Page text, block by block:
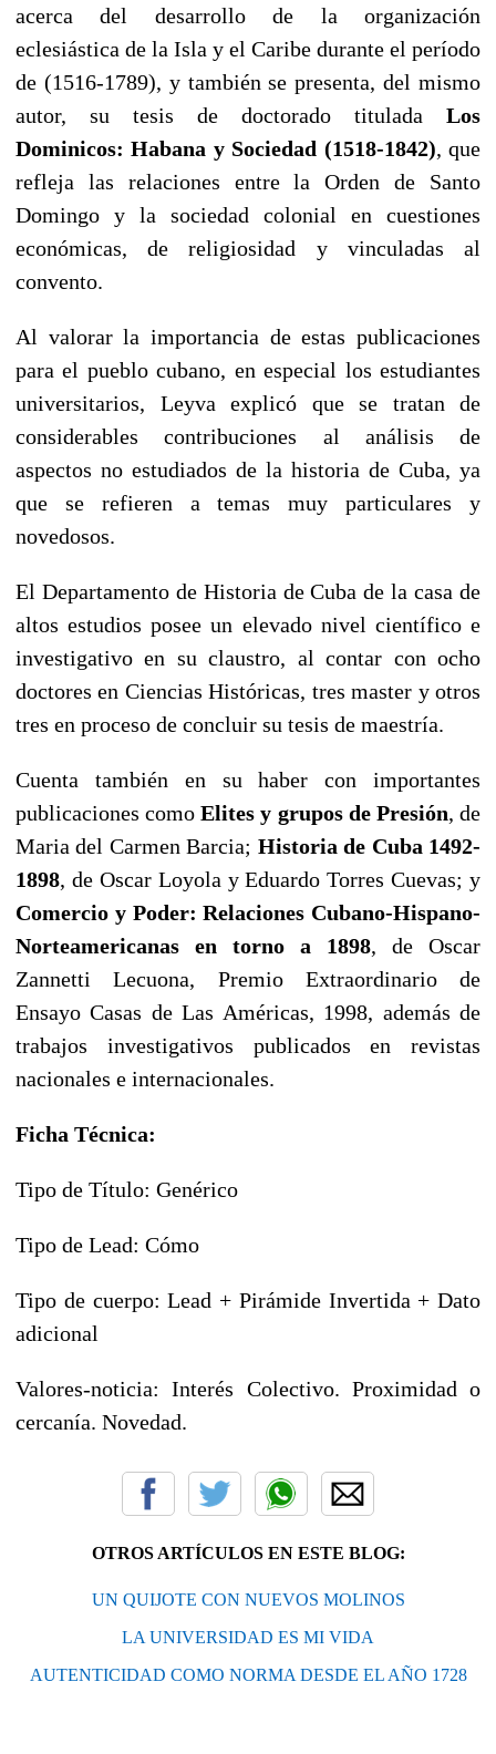
acerca del desarrollo de la organización
eclesiástica de la Isla y el Caribe durante el período
de (1516-1789), y también se presenta, del mismo
autor, su tesis de doctorado titulada Los
Dominicos: Habana y Sociedad (1518-1842), que
refleja las relaciones entre la Orden de Santo
Domingo y la sociedad colonial en cuestiones
económicas, de religiosidad y vinculadas al
convento.
Al valorar la importancia de estas publicaciones
para el pueblo cubano, en especial los estudiantes
universitarios, Leyva explicó que se tratan de
considerables contribuciones al análisis de
aspectos no estudiados de la historia de Cuba, ya
que se refieren a temas muy particulares y
novedosos.
El Departamento de Historia de Cuba de la casa de
altos estudios posee un elevado nivel científico e
investigativo en su claustro, al contar con ocho
doctores en Ciencias Históricas, tres master y otros
tres en proceso de concluir su tesis de maestría.
Cuenta también en su haber con importantes
publicaciones comoElites y grupos de Presión, de
Maria del Carmen Barcia; Historia de Cuba 1492-
1898, de Oscar Loyola y Eduardo Torres Cuevas; y
Comercio y Poder: Relaciones Cubano-Hispano-
Norteamericanas en torno a 1898, de Oscar
Zannetti Lecuona, Premio Extraordinario de
Ensayo Casas de Las Américas, 1998, además de
trabajos investigativos publicados en revistas
nacionales e internacionales.
Ficha Técnica:
Tipo de Título: Genérico
Tipo de Lead: Cómo
Tipo de cuerpo: Lead + Pirámide Invertida + Dato
adicional
Valores-noticia: Interés Colectivo. Proximidad o
cercanía. Novedad.
OTROS ARTÍCULOS EN ESTE BLOG:
UN QUIJOTE CON NUEVOS MOLINOS
LA UNIVERSIDAD ES MI VIDA
AUTENTICIDAD COMO NORMA DESDE EL AÑO 1728